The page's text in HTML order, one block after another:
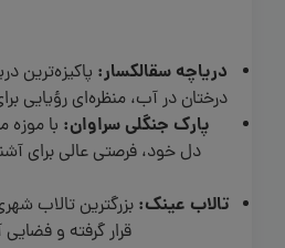
دریاچه سقالکسار: پاکیزه‌ترین
درختان در آب، منظره‌ای رؤیایی
پارک جنگلی سراوان: با موزه
دل خود، فرصتی عالی برای
تالاب عینک: بزرگترین تالاب
قرار گرفته و فضایی